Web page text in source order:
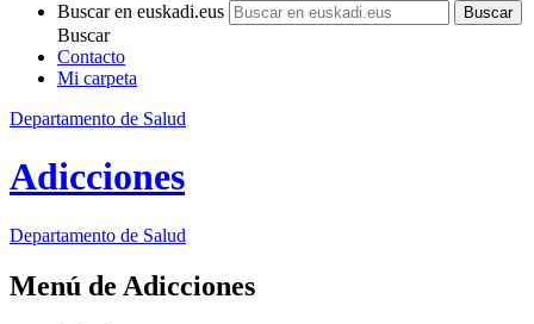
Buscar en euskadi.eus
Buscar
Contacto
Mi carpeta
Departamento de Salud
Adicciones
Departamento de Salud
Menú de Adicciones